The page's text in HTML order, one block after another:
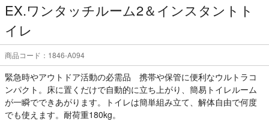
EX.ワンタッチルーム2＆インスタントト
イレ
商品コード：1846-A094
緊急時やアウトドア活動の必需品 携帯や保管に便利なウルトラコ
ンパクト。床に置くだけで自動的に立ち上がり、簡易トイレルーム
が一瞬でできあがります。トイレは簡単組み立て、解体自由で何度
でも使えます。耐荷重180kg。